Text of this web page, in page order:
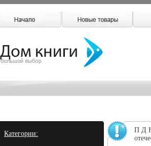
Категории:
П Д